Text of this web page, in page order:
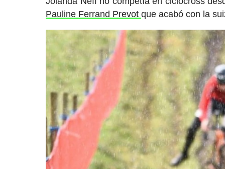
Pauline Ferrand Prevotque acabó con la